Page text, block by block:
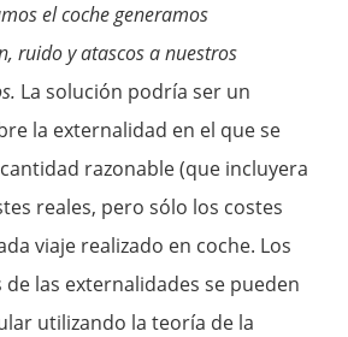
el coche generamos
ruido y atascos a nuestros
La solución podría ser un
la externalidad en el que se
razonable (que incluyera
reales, pero sólo los costes
viaje realizado en coche. Los
de las externalidades se pueden
utilizando la teoría de la